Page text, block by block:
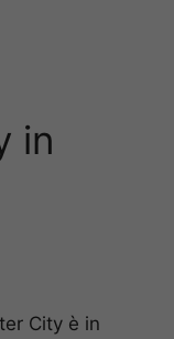
in
City è in